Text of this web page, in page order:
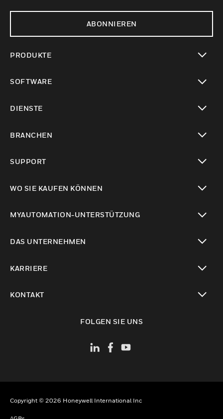
ABONNIEREN
PRODUKTE
SOFTWARE
DIENSTE
BRANCHEN
SUPPORT
WO SIE KAUFEN KÖNNEN
MYAUTOMATION-UNTERSTÜTZUNG
DAS UNTERNEHMEN
KARRIERE
KONTAKT
FOLGEN SIE UNS
Copyright © 2026 Honeywell International Inc